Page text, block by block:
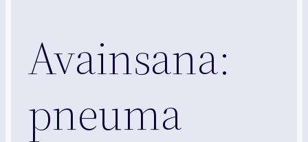
Avainsana:
pneuma